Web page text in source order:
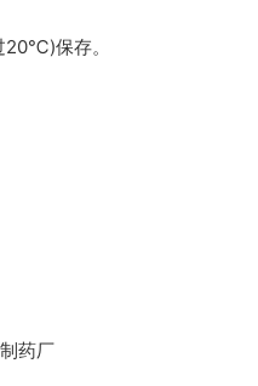
20℃)保存。
药厂